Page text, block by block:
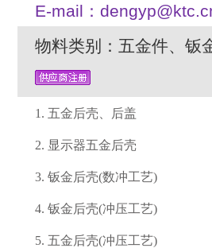
E-mail：
物料类别：五金件、
1. 五金后壳、后盖
2. 显示器五金后壳
3. 钣金后壳(数冲工艺)
4. 钣金后壳(冲压工艺)
5. 五金后壳(冲压工艺)